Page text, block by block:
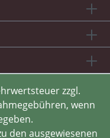
zzgl.
wenn
den ausgewiesenen